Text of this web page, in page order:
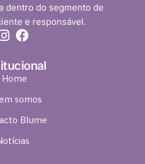
dentro do segmento de
e responsável.
Home
somos
Blume